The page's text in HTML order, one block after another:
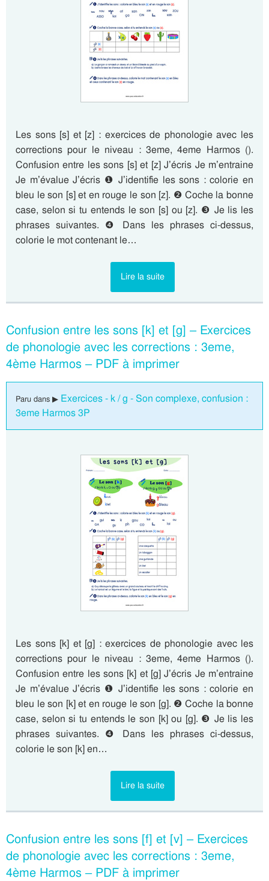
Les sons [s] et [z] : exercices de phonologie avec les
corrections pour le niveau : 3eme, 4eme Harmos ().
Confusion entre les sons [s] et [z] J’écris Je m’entraine
Je m’évalue J’écris ❶ J’identifie les sons : colorie en
bleu le son [s] et en rouge le son [z]. ❷ Coche la bonne
case, selon si tu entends le son [s] ou [z]. ❸ Je lis les
phrases suivantes. ❹ Dans les phrases ci-dessus,
colorie le mot contenant le…
Lire la suite
Confusion entre les sons [k] et [g] – Exercices
de phonologie avec les corrections : 3eme,
4ème Harmos – PDF à imprimer
Paru dans ▶ Exercices - k / g - Son complexe, confusion :
3eme Harmos 3P
Les sons [k] et [g] : exercices de phonologie avec les
corrections pour le niveau : 3eme, 4eme Harmos ().
Confusion entre les sons [k] et [g] J’écris Je m’entraine
Je m’évalue J’écris ❶ J’identifie les sons : colorie en
bleu le son [k] et en rouge le son [g]. ❷ Coche la bonne
case, selon si tu entends le son [k] ou [g]. ❸ Je lis les
phrases suivantes. ❹ Dans les phrases ci-dessus,
colorie le son [k] en…
Lire la suite
Confusion entre les sons [f] et [v] – Exercices
de phonologie avec les corrections : 3eme,
4ème Harmos – PDF à imprimer